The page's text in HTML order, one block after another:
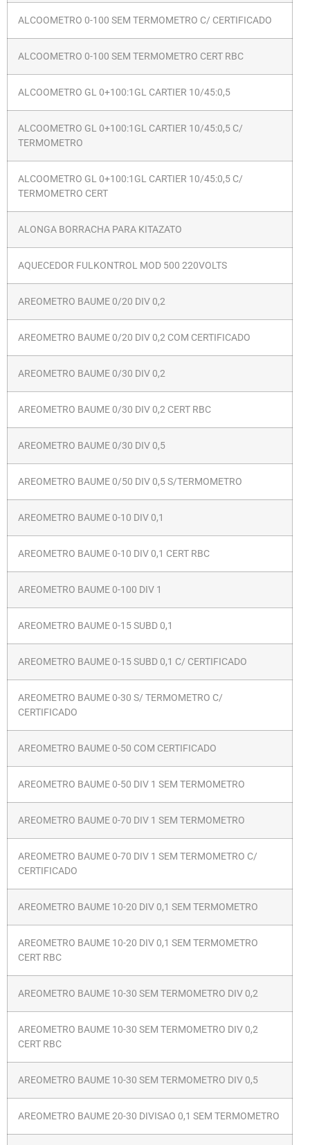
ALCOOMETRO 0-100 SEM TERMOMETRO C/ CERTIFICADO
ALCOOMETRO 0-100 SEM TERMOMETRO CERT RBC
ALCOOMETRO GL 0+100:1GL CARTIER 10/45:0,5
ALCOOMETRO GL 0+100:1GL CARTIER 10/45:0,5 C/
TERMOMETRO
ALCOOMETRO GL 0+100:1GL CARTIER 10/45:0,5 C/
TERMOMETRO CERT
ALONGA BORRACHA PARA KITAZATO
AQUECEDOR FULKONTROL MOD 500 220VOLTS
AREOMETRO BAUME 0/20 DIV 0,2
AREOMETRO BAUME 0/20 DIV 0,2 COM CERTIFICADO
AREOMETRO BAUME 0/30 DIV 0,2
AREOMETRO BAUME 0/30 DIV 0,2 CERT RBC
AREOMETRO BAUME 0/30 DIV 0,5
AREOMETRO BAUME 0/50 DIV 0,5 S/TERMOMETRO
AREOMETRO BAUME 0-10 DIV 0,1
AREOMETRO BAUME 0-10 DIV 0,1 CERT RBC
AREOMETRO BAUME 0-100 DIV 1
AREOMETRO BAUME 0-15 SUBD 0,1
AREOMETRO BAUME 0-15 SUBD 0,1 C/ CERTIFICADO
AREOMETRO BAUME 0-30 S/ TERMOMETRO C/
CERTIFICADO
AREOMETRO BAUME 0-50 COM CERTIFICADO
AREOMETRO BAUME 0-50 DIV 1 SEM TERMOMETRO
AREOMETRO BAUME 0-70 DIV 1 SEM TERMOMETRO
AREOMETRO BAUME 0-70 DIV 1 SEM TERMOMETRO C/
CERTIFICADO
AREOMETRO BAUME 10-20 DIV 0,1 SEM TERMOMETRO
AREOMETRO BAUME 10-20 DIV 0,1 SEM TERMOMETRO
CERT RBC
AREOMETRO BAUME 10-30 SEM TERMOMETRO DIV 0,2
AREOMETRO BAUME 10-30 SEM TERMOMETRO DIV 0,2
CERT RBC
AREOMETRO BAUME 10-30 SEM TERMOMETRO DIV 0,5
AREOMETRO BAUME 20-30 DIVISAO 0,1 SEM TERMOMETRO